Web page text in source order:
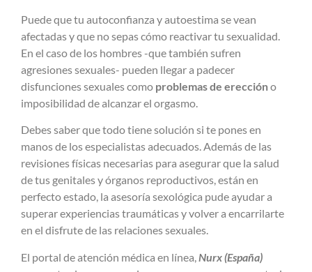
Puede que tu autoconfianza y autoestima se vean
afectadas y que no sepas cómo reactivar tu sexualidad.
En el caso de los hombres -que también sufren
agresiones sexuales- pueden llegar a padecer
disfunciones sexuales como problemas de ereccióno
imposibilidad de alcanzar el orgasmo.
Debes saber que todo tiene solución si te pones en
manos de los especialistas adecuados. Además de las
revisiones físicas necesarias para asegurar que la salud
de tus genitales y órganos reproductivos, están en
perfecto estado, la asesoría sexológica pude ayudar a
superar experiencias traumáticas y volver a encarrilarte
en el disfrute de las relaciones sexuales.
El portal de atención médica en línea, Nurx (España)